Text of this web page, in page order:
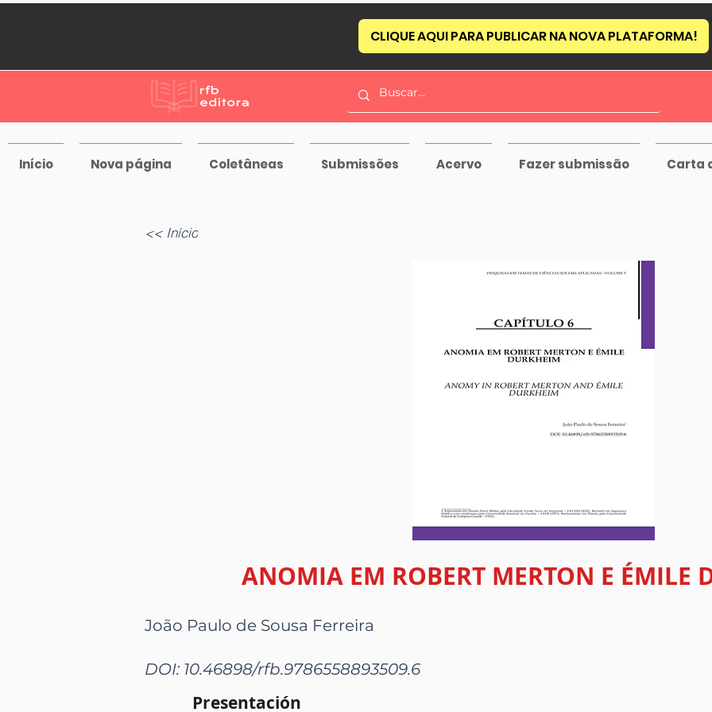
CLIQUE AQUI PARA PUBLICAR NA NOVA PLATAFORMA!
Início Nova página Coletâneas Submissões Acervo Fazer submissão Carta
<< Início
ANOMIA EM ROBERT MERTON E ÉMILE
João Paulo de Sousa Ferreira
DOI: 10.46898/rfb.9786558893509.6
Presentación